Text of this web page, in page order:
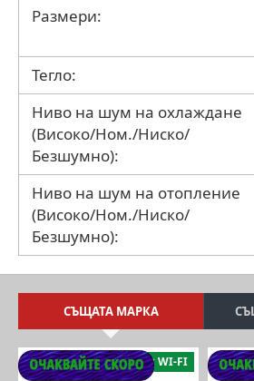
Размери:
Тегло:
Ниво на шум на охлаждане
(Високо/Ном./Ниско/
Безшумно):
Ниво на шум на отопление
(Високо/Ном./Ниско/
Безшумно):
СЪЩАТА МАРКА
WI-FI